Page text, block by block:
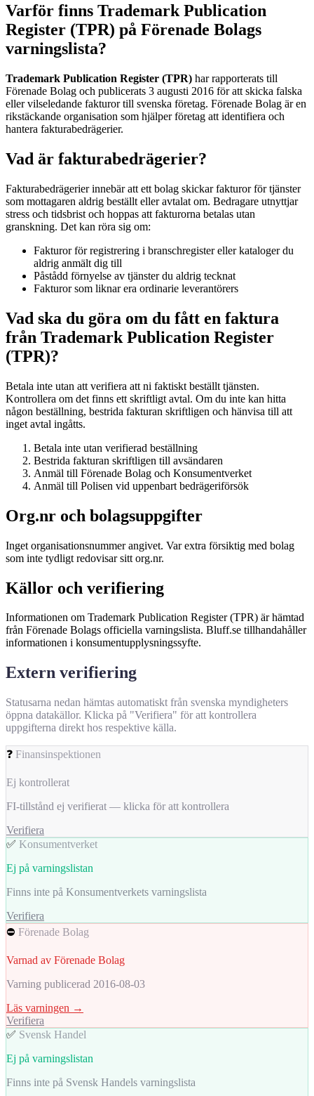
Varför finns Trademark Publication
Register (TPR) på Förenade Bolags
varningslista?
Trademark Publication Register (TPR) har rapporterats till
Förenade Bolag och publicerats 3 augusti 2016 för att skicka falska
eller vilseledande fakturor till svenska företag. Förenade Bolag är en
rikstäckande organisation som hjälper företag att identifiera och
hantera fakturabedrägerier.
Vad är fakturabedrägerier?
Fakturabedrägerier innebär att ett bolag skickar fakturor för tjänster
som mottagaren aldrig beställt eller avtalat om. Bedragare utnyttjar
stress och tidsbrist och hoppas att fakturorna betalas utan
granskning. Det kan röra sig om:
Fakturor för registrering i branschregister eller kataloger du
aldrig anmält dig till
Påstådd förnyelse av tjänster du aldrig tecknat
Fakturor som liknar era ordinarie leverantörers
Vad ska du göra om du fått en faktura
från Trademark Publication Register
(TPR)?
Betala inte utan att verifiera att ni faktiskt beställt tjänsten.
Kontrollera om det finns ett skriftligt avtal. Om du inte kan hitta
någon beställning, bestrida fakturan skriftligen och hänvisa till att
inget avtal ingåtts.
Betala inte utan verifierad beställning
Bestrida fakturan skriftligen till avsändaren
Anmäl till Förenade Bolag och Konsumentverket
Anmäl till Polisen vid uppenbart bedrägeriförsök
Org.nr och bolagsuppgifter
Inget organisationsnummer angivet. Var extra försiktig med bolag
som inte tydligt redovisar sitt org.nr.
Källor och verifiering
Informationen om Trademark Publication Register (TPR) är hämtad
från Förenade Bolags officiella varningslista. Bluff.se tillhandahåller
informationen i konsumentupplysningssyfte.
Extern verifiering
Statusarna nedan hämtas automatiskt från svenska myndigheters
öppna datakällor. Klicka på "Verifiera" för att kontrollera
uppgifterna direkt hos respektive källa.
❓ Finansinspektionen
Ej kontrollerat
FI-tillstånd ej verifierat — klicka för att kontrollera
Verifiera
✅ Konsumentverket
Ej på varningslistan
Finns inte på Konsumentverkets varningslista
Verifiera
⛔ Förenade Bolag
Varnad av Förenade Bolag
Varning publicerad 2016-08-03
Läs varningen →
Verifiera
✅ Svensk Handel
Ej på varningslistan
Finns inte på Svensk Handels varningslista